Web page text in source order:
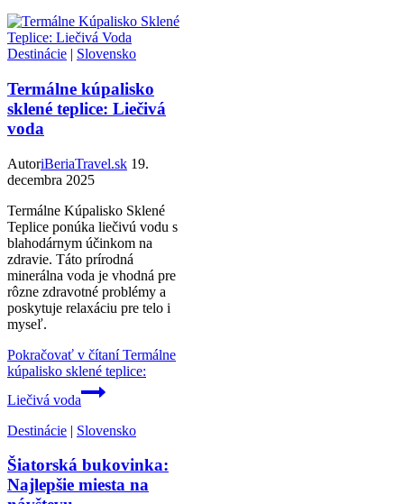
Destinácie | Slovensko
Termálne kúpalisko
sklené teplice: Liečivá
voda
AutoriBeriaTravel.sk 19.
decembra 2025
Termálne Kúpalisko Sklené
Teplice ponúka liečivú vodu s
blahodárnym účinkom na
zdravie. Táto prírodná
minerálna voda je vhodná pre
rôzne zdravotné problémy a
poskytuje relaxáciu pre telo i
myseľ.
Pokračovať v čítaníTermálne
kúpalisko sklené teplice:
Liečivá voda
Destinácie | Slovensko
Šiatorská bukovinka:
Najlepšie miesta na